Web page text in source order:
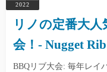
2022
リノの定番大
会！- Nugget
BBQリブ大会: 毎年レイ